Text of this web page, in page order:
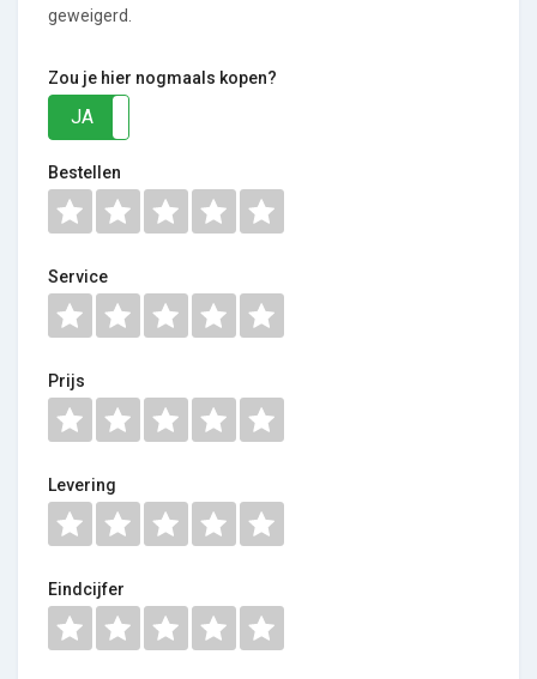
geweigerd.
Zou je hier nogmaals kopen?
JA
Bestellen
Service
Prijs
Levering
Eindcijfer